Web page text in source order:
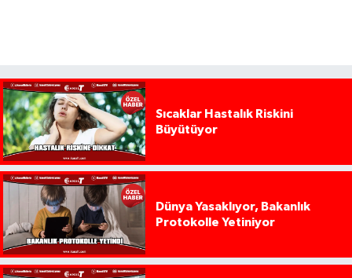
Sıcaklar Hastalık Riskini
Büyütüyor
Dünya Yasaklıyor, Bakanlık
Protokolle Yetiniyor